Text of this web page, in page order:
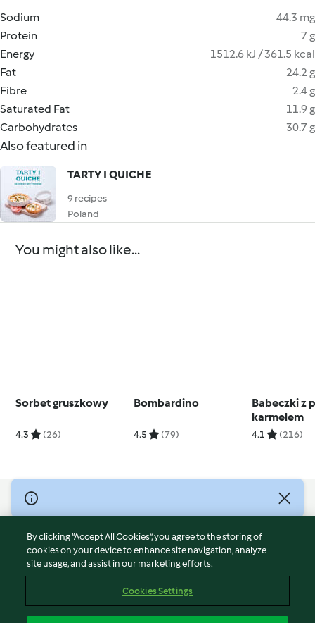
Sodium
44.3 mg
Protein
7 g
Energy
1512.6 kJ / 361.5 kcal
Fat
24.2 g
Fibre
2.4 g
Saturated Fat
11.9 g
Carbohydrates
30.7 g
Also featured in
TARTY I QUICHE
9 recipes
Poland
You might also like...
Sorbet gruszkowy
4.3 (26)
Bombardino
4.5 (79)
Babeczki z
karmelem
4.1 (216)
© Copyright 2026
Terms of Service
Privacy Policy
Disclaimer
Cookies
By clicking “Accept All Cookies”, you agree to the storing of
cookies on your device to enhance site navigation, analyze
site usage, and assist in our marketing efforts.
Cookies Settings